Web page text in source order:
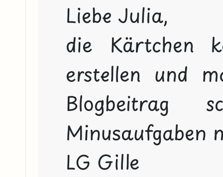
Liebe Julia,
die Kärtchen
erstellen und
Blogbeitrag
Minusaufgaben
LG Gille